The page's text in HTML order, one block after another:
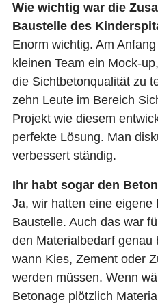
Wie wichtig war die
Baustelle des
Enorm wichtig. Am
kleinen Team ein Mock-
die Sichtbetonqualität zu
zehn Leute im Bereich
Projekt wie diesem
perfekte Lösung. Man
verbessert ständig.
Ihr habt sogar den
Ja, wir hatten eine eigene
Baustelle. Auch das war
den Materialbedarf genau
wann Kies, Zement oder
werden müssen. Wenn
Betonage plötzlich